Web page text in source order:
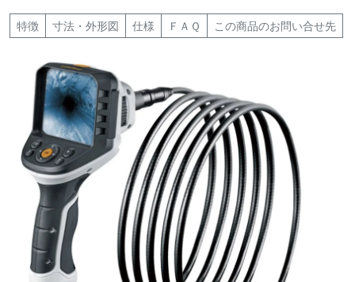
特徴 寸法・外形図 仕様 ＦＡＱ この商品のお問い合せ先